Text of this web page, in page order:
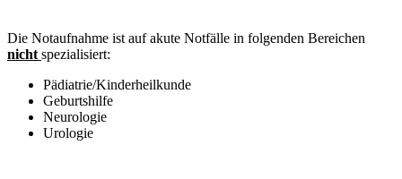
Die Notaufnahme ist auf akute Notfälle in folgenden Bereichen
nicht spezialisiert:
Pädiatrie/Kinderheilkunde
Geburtshilfe
Neurologie
Urologie